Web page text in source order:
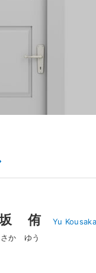
侑
Yu Kousaka
さか ゆう